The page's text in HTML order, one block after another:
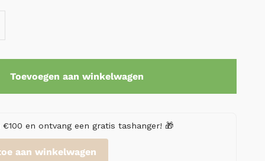
Toevoegen aan winkelwagen
en ontvang een gratis tashanger! 🎁
aan winkelwagen